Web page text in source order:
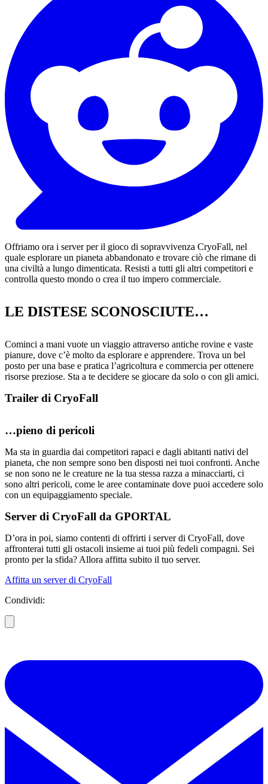
Offriamo ora i server per il gioco di sopravvivenza CryoFall, nel
quale esplorare un pianeta abbandonato e trovare ciò che rimane di
una civiltà a lungo dimenticata. Resisti a tutti gli altri competitori e
controlla questo mondo o crea il tuo impero commerciale.
LE DISTESE SCONOSCIUTE…
Cominci a mani vuote un viaggio attraverso antiche rovine e vaste
pianure, dove c’è molto da esplorare e apprendere. Trova un bel
posto per una base e pratica l’agricoltura e commercia per ottenere
risorse preziose. Sta a te decidere se giocare da solo o con gli amici.
Trailer di CryoFall
…pieno di pericoli
Ma sta in guardia dai competitori rapaci e dagli abitanti nativi del
pianeta, che non sempre sono ben disposti nei tuoi confronti. Anche
se non sono ne le creature ne la tua stessa razza a minacciarti, ci
sono altri pericoli, come le aree contaminate dove puoi accedere solo
con un equipaggiamento speciale.
Server di CryoFall da GPORTAL
D’ora in poi, siamo contenti di offrirti i server di CryoFall, dove
affronterai tutti gli ostacoli insieme ai tuoi più fedeli compagni. Sei
pronto per la sfida? Allora affitta subito il tuo server.
Affitta un server di CryoFall
Condividi: